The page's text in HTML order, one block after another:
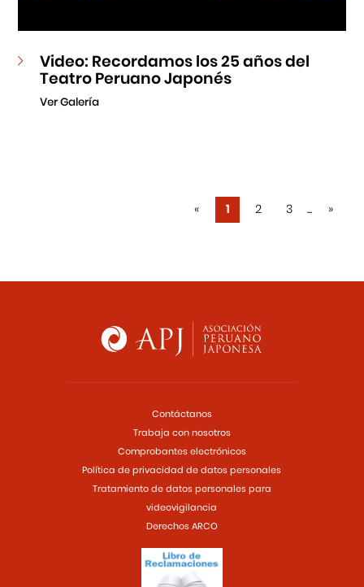
Video: Recordamos los 25 años del
Teatro Peruano Japonés
Ver Galería
« 1 2 3 ... »
Contáctanos
Trabaja con nosotros
Comprobantes electrónicos
Política de privacidad de datos personales
Tratamiento de datos personales para
videovigilancia
Derechos ARCO